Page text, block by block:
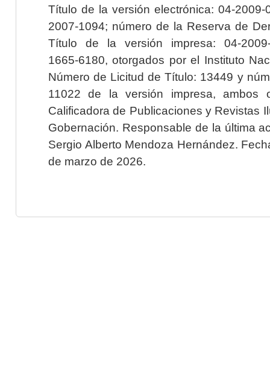
Título de la versión electrónica: 04-2009-
2007-1094; número de la Reserva de
Título de la versión impresa: 04-2009-
1665-6180, otorgados por el Instituto
Número de Licitud de Título: 13449 y
11022 de la versión impresa, ambos
Calificadora de Publicaciones y Revistas
Gobernación. Responsable de la última
Sergio Alberto Mendoza Hernández.
de marzo de 2026.